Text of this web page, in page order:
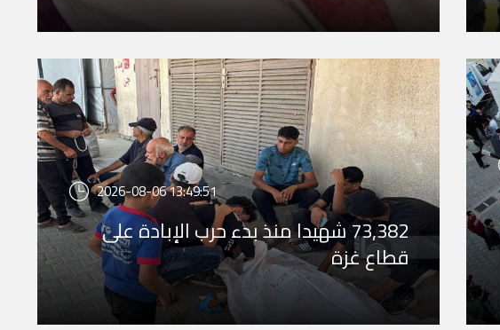
2026-08-06 13:49:51
73,382 شهيدا منذ بدء حرب الإبادة على
قطاع غزة